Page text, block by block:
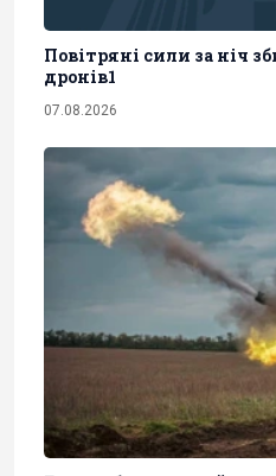
Повітряні сили за ніч
дронів1
07.08.2026